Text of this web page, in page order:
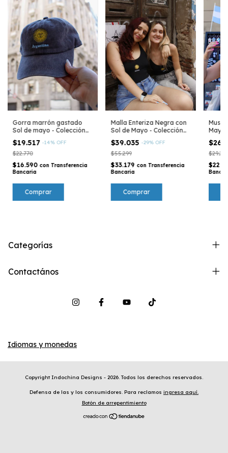
Gorra marrón gastado
Sol de mayo - Colección
$19.517 -14% OFF
$22.770
$16.590 con Transferencia
Bancaria
Malla Enteriza Negra con
Sol de Mayo - Colección
$39.035 -29% OFF
$55.299
$33.179 con Transferencia
Bancaria
Comprar
Mayo
$29.276
Categorías
Contactános
Idiomas y monedas
Copyright Indochina Designs - 2026. Todos los derechos reservados.
Defensa de las y los consumidores. Para reclamos ingresa aquí.
Botón de arrepentimiento